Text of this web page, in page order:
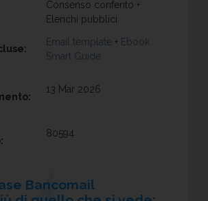
Consenso conferito +
Elenchi pubblici
Email template + Ebook
Smart Guide
13 Mar 2026
80594
Bancomail